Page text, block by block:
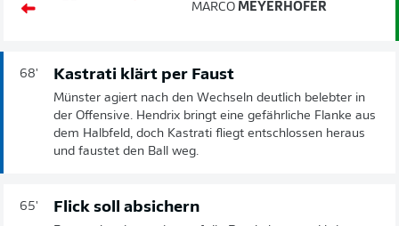
MARCO MEYERHÖFER
68' Kastrati klärt per Faust
Münster agiert nach den Wechseln deutlich belebter in
der Offensive. Hendrix bringt eine gefährliche Flanke aus
dem Halbfeld, doch Kastrati fliegt entschlossen heraus
und faustet den Ball weg.
65' Flick soll absichern